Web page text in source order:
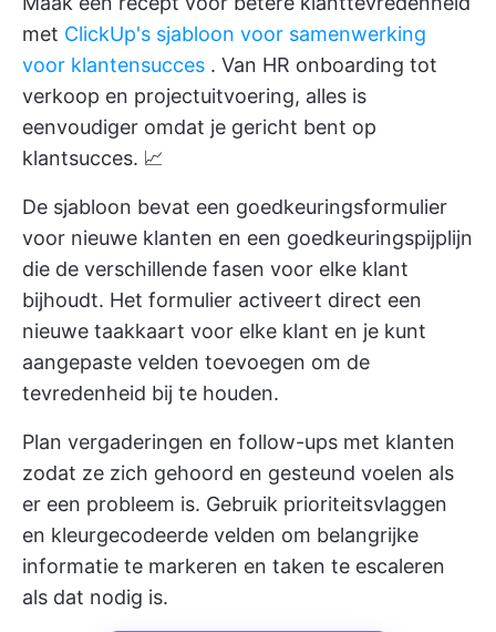
met ClickUp's sjabloon voor samenwerking
voor klantensucces . Van HR onboarding tot
verkoop en projectuitvoering, alles is
eenvoudiger omdat je gericht bent op
klantsucces. 📈
De sjabloon bevat een goedkeuringsformulier
voor nieuwe klanten en een goedkeuringspijplijn
die de verschillende fasen voor elke klant
bijhoudt. Het formulier activeert direct een
nieuwe taakkaart voor elke klant en je kunt
aangepaste velden toevoegen om de
tevredenheid bij te houden.
Plan vergaderingen en follow-ups met klanten
zodat ze zich gehoord en gesteund voelen als
er een probleem is. Gebruik prioriteitsvlaggen
en kleurgecodeerde velden om belangrijke
informatie te markeren en taken te escaleren
als dat nodig is.